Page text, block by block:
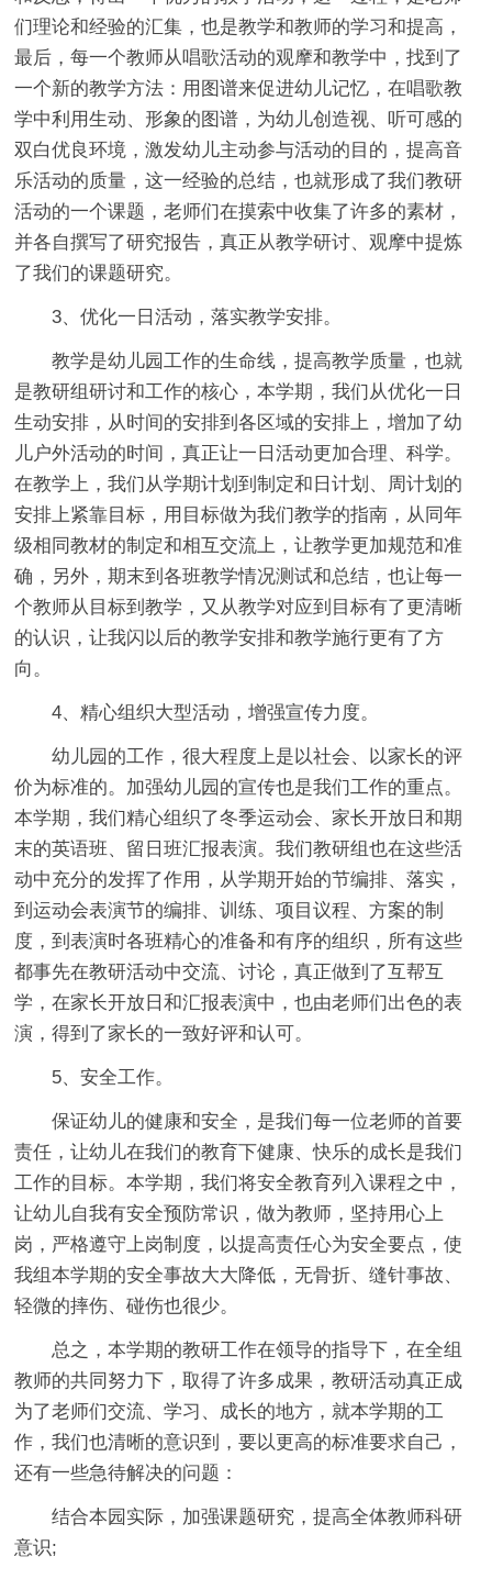
们理论和经验的汇集，也是教学和教师的学习和提高，
最后，每一个教师从唱歌活动的观摩和教学中，找到了
一个新的教学方法：用图谱来促进幼儿记忆，在唱歌教
学中利用生动、形象的图谱，为幼儿创造视、听可感的
双白优良环境，激发幼儿主动参与活动的目的，提高音
乐活动的质量，这一经验的总结，也就形成了我们教研
活动的一个课题，老师们在摸索中收集了许多的素材，
并各自撰写了研究报告，真正从教学研讨、观摩中提炼
了我们的课题研究。
3、优化一日活动，落实教学安排。
教学是幼儿园工作的生命线，提高教学质量，也就
是教研组研讨和工作的核心，本学期，我们从优化一日
生动安排，从时间的安排到各区域的安排上，增加了幼
儿户外活动的时间，真正让一日活动更加合理、科学。
在教学上，我们从学期计划到制定和日计划、周计划的
安排上紧靠目标，用目标做为我们教学的指南，从同年
级相同教材的制定和相互交流上，让教学更加规范和准
确，另外，期末到各班教学情况测试和总结，也让每一
个教师从目标到教学，又从教学对应到目标有了更清晰
的认识，让我闪以后的教学安排和教学施行更有了方
向。
4、精心组织大型活动，增强宣传力度。
幼儿园的工作，很大程度上是以社会、以家长的评
价为标准的。加强幼儿园的宣传也是我们工作的重点。
本学期，我们精心组织了冬季运动会、家长开放日和期
末的英语班、留日班汇报表演。我们教研组也在这些活
动中充分的发挥了作用，从学期开始的节编排、落实，
到运动会表演节的编排、训练、项目议程、方案的制
度，到表演时各班精心的准备和有序的组织，所有这些
都事先在教研活动中交流、讨论，真正做到了互帮互
学，在家长开放日和汇报表演中，也由老师们出色的表
演，得到了家长的一致好评和认可。
5、安全工作。
保证幼儿的健康和安全，是我们每一位老师的首要
责任，让幼儿在我们的教育下健康、快乐的成长是我们
工作的目标。本学期，我们将安全教育列入课程之中，
让幼儿自我有安全预防常识，做为教师，坚持用心上
岗，严格遵守上岗制度，以提高责任心为安全要点，使
我组本学期的安全事故大大降低，无骨折、缝针事故、
轻微的摔伤、碰伤也很少。
总之，本学期的教研工作在领导的指导下，在全组
教师的共同努力下，取得了许多成果，教研活动真正成
为了老师们交流、学习、成长的地方，就本学期的工
作，我们也清晰的意识到，要以更高的标准要求自己，
还有一些急待解决的问题：
结合本园实际，加强课题研究，提高全体教师科研
意识;